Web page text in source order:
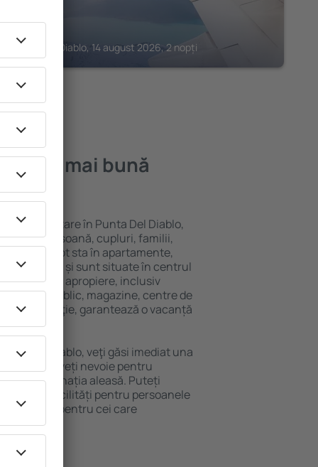
Ancora
Punta Del Diablo, 14 august 2026, 2 nopți
– cea mai bună
de cazare în Punta Del Diablo,
persoană, cupluri, familii,
Oaspeţii pot sta în apartamente,
intimitate și sunt situate în centrul
din apropiere, inclusiv
public, magazine, centre de
distracţie, garantează o vacanță
Del Diablo, veţi găsi imediat una
tot ce aveți nevoie pentru
la destinația aleasă. Puteți
cu facilități pentru persoanele
precum și pentru cei care